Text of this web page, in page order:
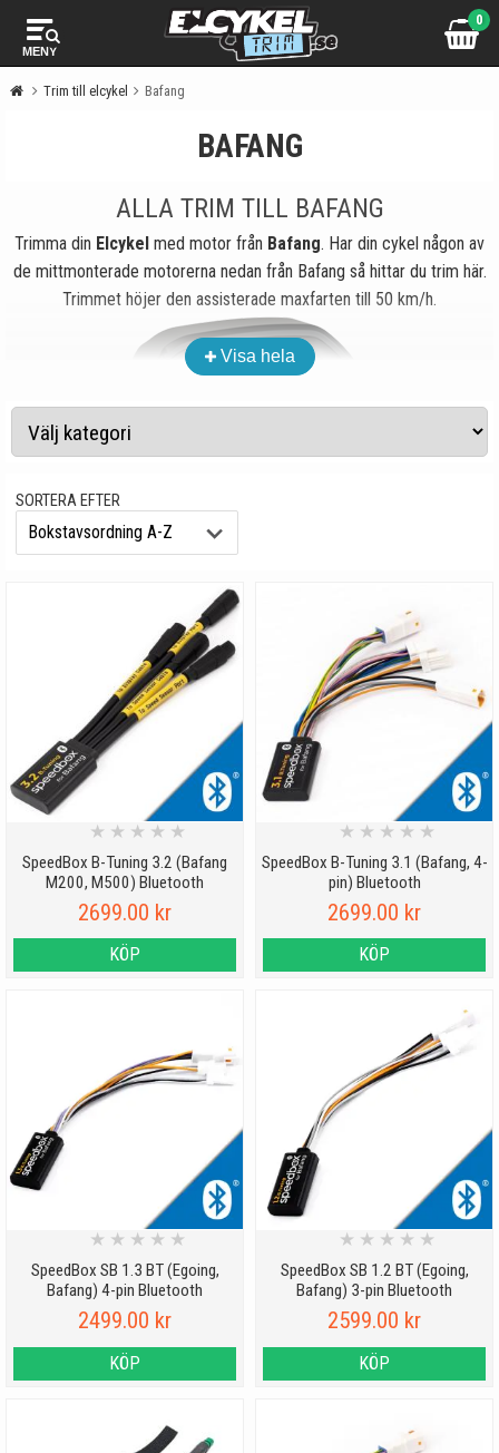
MENY
0
Trim till elcykel Bafang
BAFANG
ALLA TRIM TILL BAFANG
Trimma din Elcykel med motor från Bafang. Har din cykel någon av
de mittmonterade motorerna nedan från Bafang så hittar du trim här.
Trimmet höjer den assisterade maxfarten till 50 km/h.
Visa hela
SORTERA EFTER
SpeedBox B-Tuning 3.2 (Bafang
M200, M500) Bluetooth
★ ★ ★ ★ ★
2699.00 kr
KÖP
SpeedBox B-Tuning 3.1 (Bafang, 4-
pin) Bluetooth
★ ★ ★ ★ ★
2699.00 kr
KÖP
SpeedBox SB 1.3 BT (Egoing,
Bafang) 4-pin Bluetooth
★ ★ ★ ★ ★
2499.00 kr
KÖP
SpeedBox SB 1.2 BT (Egoing,
Bafang) 3-pin Bluetooth
★ ★ ★ ★ ★
2599.00 kr
KÖP